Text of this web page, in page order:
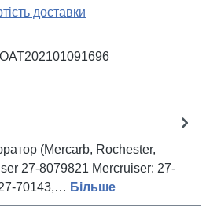
доставки
(Mercarb, Rochester,
27-8079821 Mercruiser: 27-
70143,… Більше